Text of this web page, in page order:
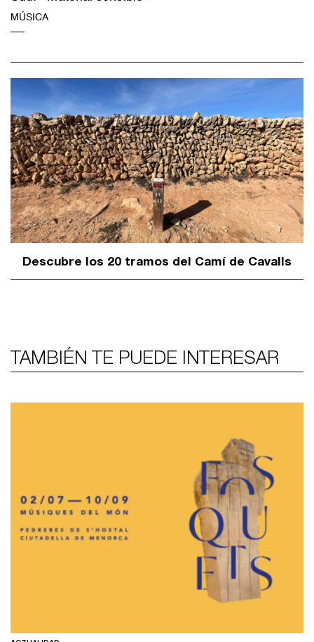
MÚSICA
Descubre los 20 tramos del Camí de Cavalls
TAMBIÉN TE PUEDE INTERESAR